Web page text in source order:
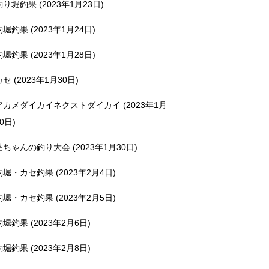
り堀釣果 (2023年1月23日)
堀釣果 (2023年1月24日)
堀釣果 (2023年1月28日)
セ (2023年1月30日)
カメダイカイネクストダイカイ (2023年1月
日)
ちゃんの釣り大会 (2023年1月30日)
堀・カセ釣果 (2023年2月4日)
堀・カセ釣果 (2023年2月5日)
堀釣果 (2023年2月6日)
堀釣果 (2023年2月8日)